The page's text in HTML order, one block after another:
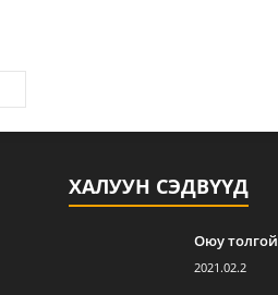
ХАЛУУН СЭДВҮҮД
Оюу толгой
2021.02.2